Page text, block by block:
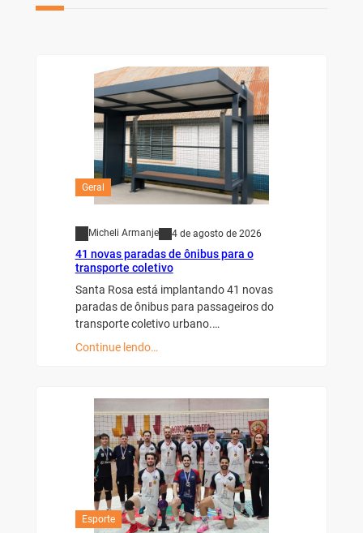
Geral
Micheli Armanje 4 de agosto de 2026
41 novas paradas de ônibus para o
transporte coletivo
Santa Rosa está implantando 41 novas
paradas de ônibus para passageiros do
transporte coletivo urbano.…
Continue lendo…
Esporte